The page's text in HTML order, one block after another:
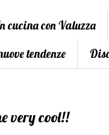
cucina con Valuzza
tendenze
very cool!!